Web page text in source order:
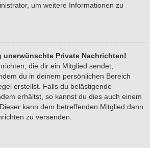
um weitere Informationen zu
unerwünschte Private Nachrichten!
die dir ein Mitglied sendet,
du in deinem persönlichen Bereich
erstellst. Falls du belästigende
erhältst, so kannst du dies auch einem
kann dem betreffenden Mitglied dann
zu versenden.